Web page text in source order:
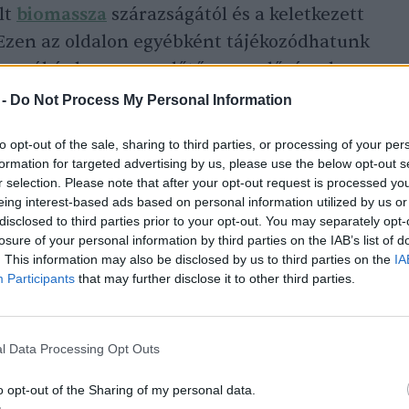
Do Not Process My Personal Information
opt-out of the sale, sharing to third parties, or processing of your
for targeted advertising by us, please use the below opt-out
selection. Please note that after your opt-out request is processed
interest-based ads based on personal information utilized by us
to third parties prior to your opt-out. You may separately
of your personal information by third parties on the IAB’s list of
This information may also be disclosed by us to third parties on the
Participants that may further disclose it to other third parties.
Data Processing Opt Outs
opt-out of the Sharing of my personal data.
biomassza szárazságától és a keletkezett
az oldalon egyébként tájékozódhatunk
és hasznos erdőtűz-megelőzéssel
megszegi bírsággal sújtható!
vár még rád! Nézz szét!